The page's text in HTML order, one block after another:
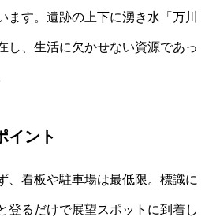
ます。遺跡の上下に湧き水「万川
し、生活に欠かせない資源であっ
イント
、看板や駐車場は最低限。標識に
登るだけで展望スポットに到着し